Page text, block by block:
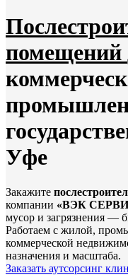
помещений
Уфе
Закажите
компании «ВЭК
мусор и загрязнения —
Работаем с жилой,
коммерческой
назначения и масштаба.
Заказать аутсорсинг